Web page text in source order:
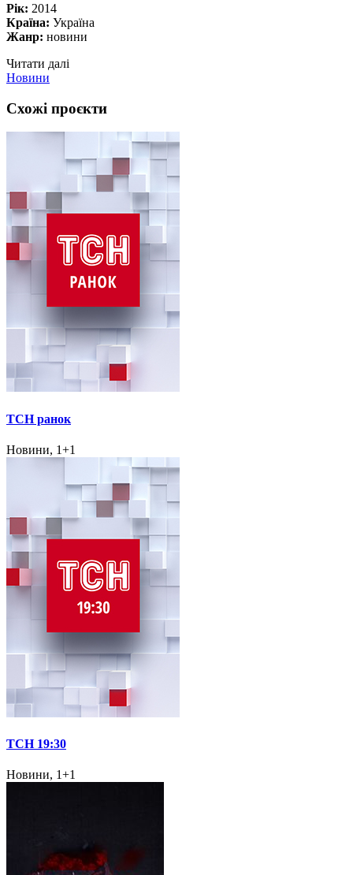
Рік: 2014
Країна: Україна
Жанр: новини
Читати далі
Новини
Схожі проєкти
ТСН ранок
Новини, 1+1
ТСН 19:30
Новини, 1+1